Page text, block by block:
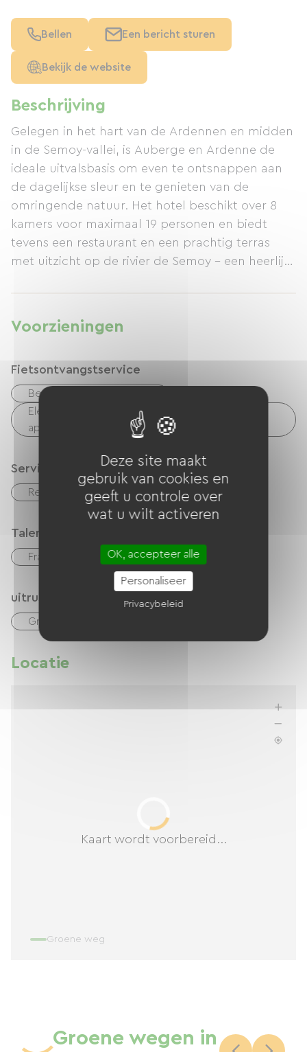
Beschrijving
Gelegen in het hart van de Ardennen en midden
in de Semoy-vallei, is Auberge en Ardenne de
ideale uitvalsbasis om even te ontsnappen aan
de dagelijkse sleur en te genieten van de
omringende natuur. Het hotel beschikt over 8
kamers voor maximaal 19 personen en biedt
tevens een restaurant en een prachtig terras
met uitzicht op de rivier de Semoy – een heerlijk
zijn van harte welkom.
Voorzieningen
Fietsontvangstservice
Beveiligde fietsenstalling
Elektrisch laadpunt (voor e-bike-accu's, gps-
apparaten, enz.)
Services
Restaurant Bar ontbijt
Talen
Frans Engels Nederlands
uitrusting
Gratis Wifi
Locatie
Kaart wordt voorbereid...
Groene weg
Bellen Een bericht sturen
Bekijk de website
Groene wegen in
Deze site maakt
gebruik van cookies en
geeft u controle over
wat u wilt activeren
OK, accepteer alle
Personaliseer
Privacybeleid